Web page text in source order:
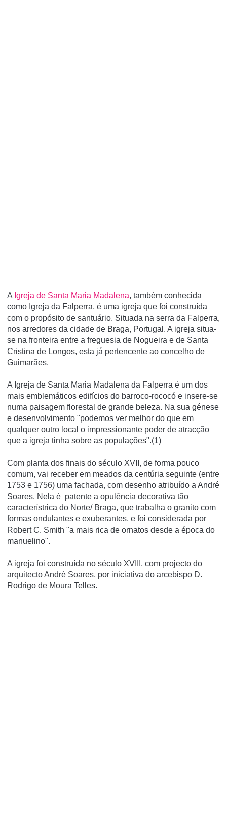
A Igreja de Santa Maria Madalena, também conhecida
como Igreja da Falperra, é uma igreja que foi construí­da
com o propósito de santuário. Situada na serra da Falperra,
nos arredores da cidade de Braga, Portugal. A igreja situa-
se na fronteira entre a freguesia de Nogueira e de Santa
Cristina de Longos, esta já pertencente ao concelho de
Guimarães.
A Igreja de Santa Maria Madalena da Falperra é um dos
mais emblemáticos edifícios do barroco-rococó e insere-se
numa paisagem florestal de grande beleza. Na sua génese
e desenvolvimento "podemos ver melhor do que em
qualquer outro local o impressionante poder de atracção
que a igreja tinha sobre as populações".(1)
Com planta dos finais do século XVII, de forma pouco
comum, vai receber em meados da centúria seguinte (entre
1753 e 1756) uma fachada, com desenho atribuído a André
Soares. Nela é patente a opulência decorativa tão
característrica do Norte/ Braga, que trabalha o granito com
formas ondulantes e exuberantes, e foi considerada por
Robert C. Smith "a mais rica de ornatos desde a época do
manuelino".
A igreja foi construí­da no século XVIII, com projecto do
arquitecto André Soares, por iniciativa do arcebispo D.
Rodrigo de Moura Telles.